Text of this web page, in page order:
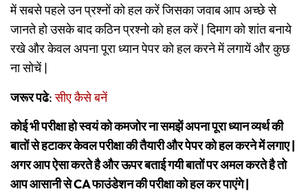
में सबसे पहले उन प्रश्नों को हल करें जिसका जवाब आप अच्छे से
जानते हो उसके बाद कठिन प्रश्नो को हल करें | दिमाग को शांत बनाये
रखे और केवल अपना पूरा ध्यान पेपर को हल करने में लगायें और कुछ
ना सोचें |
जरूर पढे:सीए कैसे बनें
कोई भी परीक्षा हो स्वयं को कमजोर ना समझें अपना पूरा ध्यान व्यर्थ की
बातों से हटाकर केवल परीक्षा की तैयारी और पेपर को हल करने में लगाए |
अगर आप ऐसा करते है और ऊपर बताई गयी बातों पर अमल करते है तो
आप आसानी से CA फाउंडेशन की परीक्षा को हल कर पाएंगे |